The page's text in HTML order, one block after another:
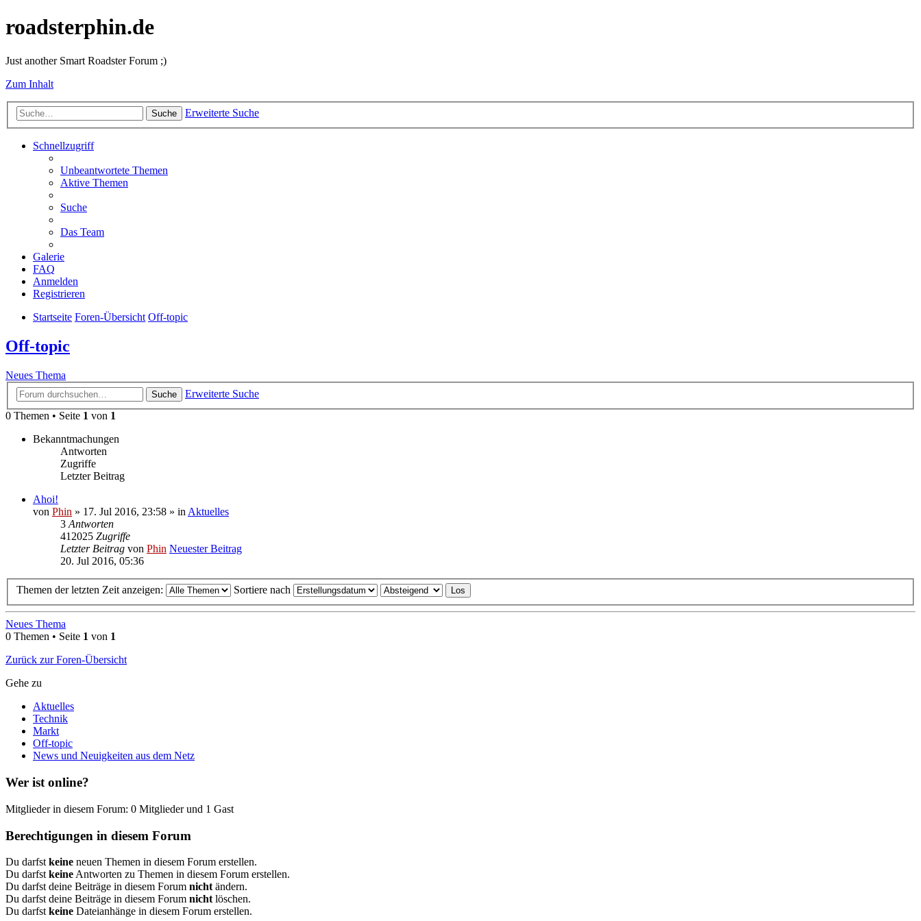
roadsterphin.de
Just another Smart Roadster Forum ;)
Zum Inhalt
Suche Erweiterte Suche
Schnellzugriff
Unbeantwortete Themen
Aktive Themen
Suche
Das Team
Galerie
FAQ
Anmelden
Registrieren
Startseite Foren-Übersicht Off-topic
Off-topic
Neues Thema
Suche
Erweiterte Suche
0 Themen • Seite 1 von 1
Bekanntmachungen
Antworten
Zugriffe
Letzter Beitrag
Ahoi!
von Phin » 17. Jul 2016, 23:58 » in Aktuelles
3 Antworten
412025 Zugriffe
Letzter Beitrag von Phin Neuester Beitrag
20. Jul 2016, 05:36
Themen der letzten Zeit anzeigen: Sortiere nach
Neues Thema
0 Themen • Seite 1 von 1
Zurück zur Foren-Übersicht
Gehe zu
Aktuelles
Technik
Markt
Off-topic
News und Neuigkeiten aus dem Netz
Wer ist online?
Mitglieder in diesem Forum: 0 Mitglieder und 1 Gast
Berechtigungen in diesem Forum
Du darfst keine neuen Themen in diesem Forum erstellen.
Du darfst keine Antworten zu Themen in diesem Forum erstellen.
Du darfst deine Beiträge in diesem Forum nicht ändern.
Du darfst deine Beiträge in diesem Forum nicht löschen.
Du darfst keine Dateianhänge in diesem Forum erstellen.